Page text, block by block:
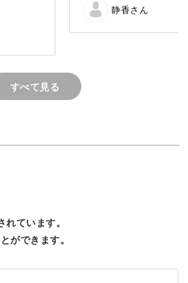
と嬉しいですよね。
のレッスンではジェルを使って落
出す方法
方法
に仕上げる方法
静香さん
すべて見る
ています。
ができます。